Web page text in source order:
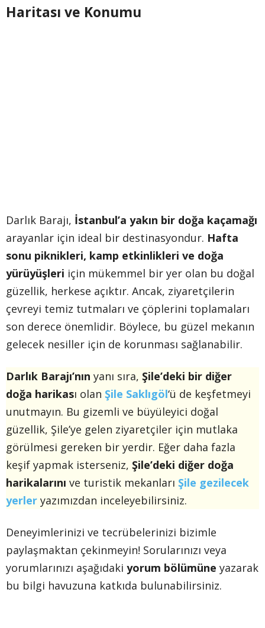
Haritası ve Konumu
Darlık Barajı, İstanbul’a yakın bir doğa kaçamağı
arayanlar için ideal bir destinasyondur. Hafta
sonu piknikleri, kamp etkinlikleri ve doğa
yürüyüşleri için mükemmel bir yer olan bu doğal
güzellik, herkese açıktır. Ancak, ziyaretçilerin
çevreyi temiz tutmaları ve çöplerini toplamaları
son derece önemlidir. Böylece, bu güzel mekanın
gelecek nesiller için de korunması sağlanabilir.
Darlık Barajı’nın yanı sıra, Şile’deki bir diğer
doğa harikası olan Şile Saklıgöl‘ü de keşfetmeyi
unutmayın. Bu gizemli ve büyüleyici doğal
güzellik, Şile’ye gelen ziyaretçiler için mutlaka
görülmesi gereken bir yerdir. Eğer daha fazla
keşif yapmak isterseniz, Şile’deki diğer doğa
harikalarını ve turistik mekanları Şile gezilecek
yerler yazımızdan inceleyebilirsiniz.
Deneyimlerinizi ve tecrübelerinizi bizimle
paylaşmaktan çekinmeyin! Sorularınızı veya
yorumlarınızı aşağıdaki yorum bölümüne yazarak
bu bilgi havuzuna katkıda bulunabilirsiniz.